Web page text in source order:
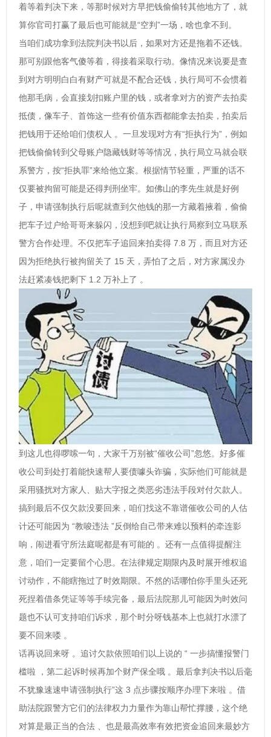
着等着判决下来，等那时候对方早把钱偷偷转其他地方了，就
算你官司打赢了最后也可能就是“空判”一场，啥也拿不到。
当咱们成功拿到法院判决书以后，如果对方还是拖着不还钱。
那可别跟他客气傻等着，得接着采取行动。像情况来说要是查
到对方明明白白有财产可就是不配合还钱，执行局可不会惯着
他那毛病，会直接划扣账户里的钱，或者拿对方的资产去拍卖
抵债，像车子、首饰这一些有价值东西都能拿去拍卖，拍卖后
把钱用于还给咱们债权人 。一旦发现对方有“拒执行为”，例如
把钱偷偷转到父母账户隐藏钱财等等情况，执行局立马就会联
系警方，按“拒执罪”来给他立案。根据情节轻重，严重的话不
仅要被拘留可能是还得判刑坐牢。如佛山的李先生就是好例
子，申请强制执行后呢就查到欠他钱的那一方藏着掖着，偷偷
把车子过户给哥哥来躲闪，没想到吧就让执行局察到立马联系
警方合作处理。不仅把车子追回来拍卖得 7.8 万，而且对方还
因为拒绝执行被拘留关了 15 天，弄怕了之后，对方家属没办
法赶紧凑钱把剩下 1.2 万补上了 。
到这儿也得啰嗦一句，大家千万别被“催收公司”忽悠。好多催
收公司到处打着能快速帮人要债噱头诈骗，实际他们可能就是
采用骚扰对方家人、贴大字报之类恶劣违法手段对付欠款人。
搞到最后不仅欠款没要回来，咱们找这不靠谱催收公司的人估
计还可能因为 “教唆违法 ”反倒给自己带来难以预料的牵连影
响，闹进看守所法庭呢都是有可能的 。还有一点值得提醒注
意，咱们一定要留个心思。在法律规定期限内及时展开维权追
讨动作，不能瞎拖过了时效期限。不然的话哪怕你手里头还死
死捏着借条凭证等等手续完备，最后法院那儿可能因为时效问
题也不认可支持咱们诉求，那个时分呀钱基本上也就打水漂了
要不回来喽 。
话再说回来呀 。追讨欠款依照咱们以上说的 “ 一步搞懂报警门
槛啦 ，第二起诉时候再加个财产保全哦 。最后拿判决书以后毫
不犹豫速速申请强制执行”这 3 点步骤按顺序办理下来啦 。借
助法院跟警方它们的法律权力力量作为靠山帮忙撑腰，这个绝
对算是最正当的合法 、也是最高效率有效把资金追回来最妙方